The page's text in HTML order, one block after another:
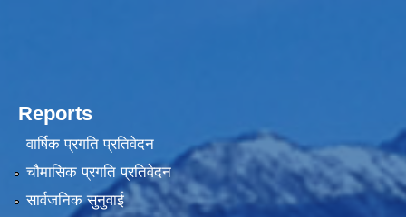
Reports
वार्षिक प्रगति प्रतिवेदन
चौमासिक प्रगति प्रतिवेदन
सार्वजनिक सुनुवाई